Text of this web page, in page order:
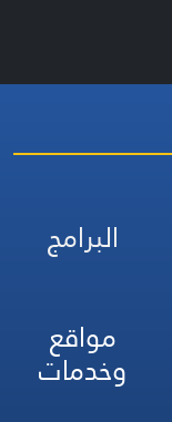
البرامج
مواقع
وخدمات